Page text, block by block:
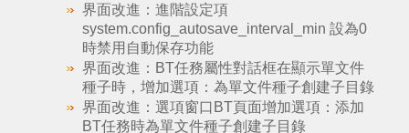
界面改進：進階設定項
system.config_autosave_interval_min 設為0
時禁用自動保存功能
界面改進：BT任務屬性對話框在顯示單文件
種子時，增加選項：為單文件種子創建子目錄
界面改進：選項窗口BT頁面增加選項：添加
BT任務時為單文件種子創建子目錄